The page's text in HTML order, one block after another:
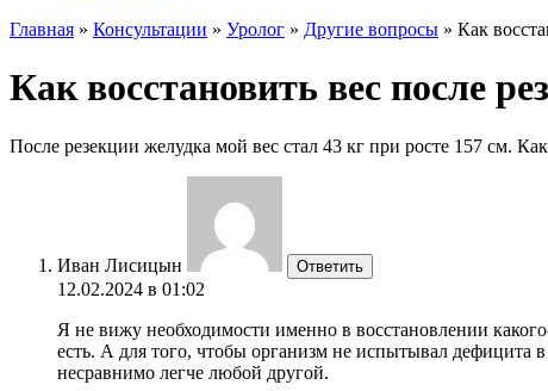
Главная » Консультации » Уролог » Другие вопросы » Как
Как восстановить вес после
После резекции желудка мой вес стал 43 кг при росте 157 см.
Иван Лисицын Ответить
12.02.2024 в 01:02
Я не вижу необходимости именно в восстановлении
есть. А для того, чтобы организм не испытывал дефицита
несравнимо легче любой другой.